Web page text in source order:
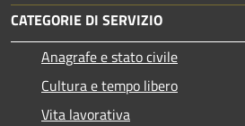
CATEGORIE DI SERVIZIO
Anagrafe e stato civile
Cultura e tempo libero
Vita lavorativa